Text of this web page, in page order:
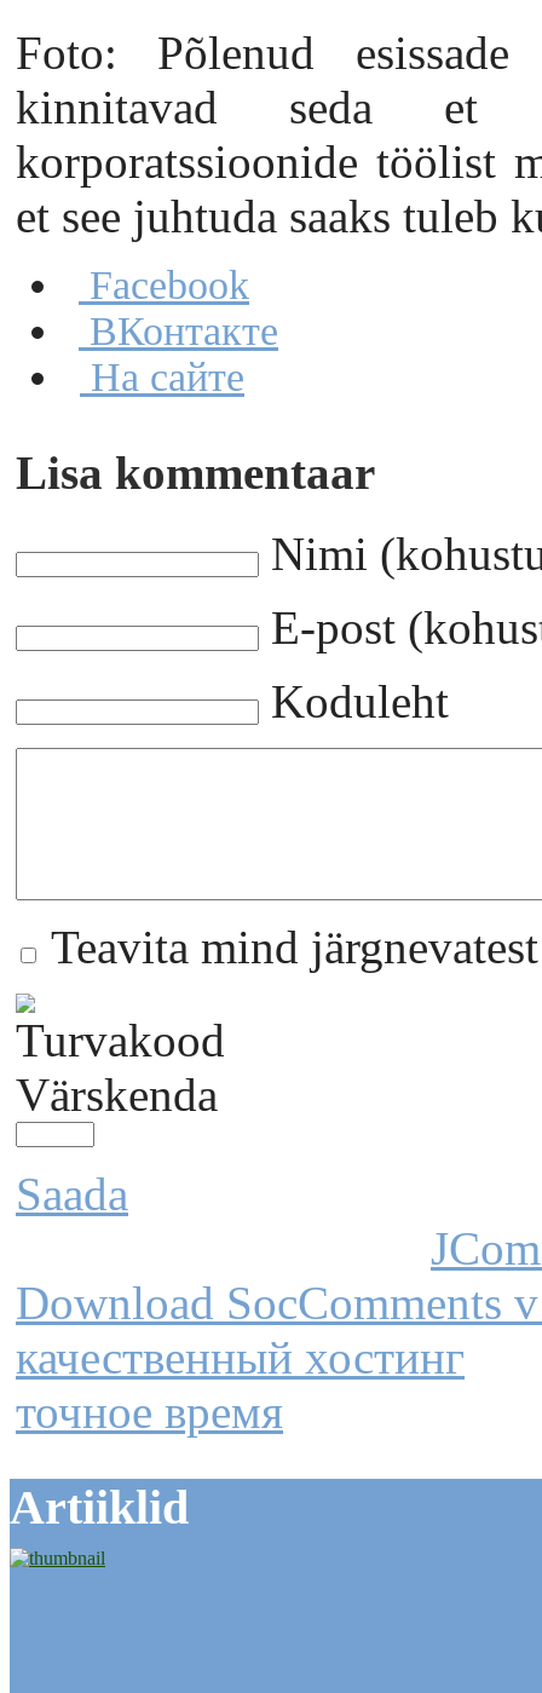
Foto: Põlenud
kinnitavad seda et
korporatssioonide töölist
et see juhtuda saaks tuleb
Facebook
ВКонтакте
На сайте
Lisa kommentaar
Nimi
E-post
Koduleht
Teavita mind
Värskenda
Saada
Download SocComments
качественный хостинг
точное время
Artiiklid